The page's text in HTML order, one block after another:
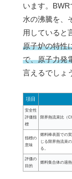
います。
水の沸騰を、
用していると
原子炉の特性
で、原子力発
言えるでしょ
項目
安全性
評価指
標
限界熱流束比（
指標の
意味
燃料棒表面での
じる限界熱流束
る。
評価の
目的
燃料集合体の過